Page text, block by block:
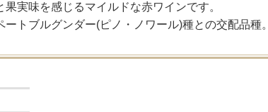
実味を感じるマイルドな赤ワインです。
トブルグンダー(ピノ・ノワール)種との交配品種。